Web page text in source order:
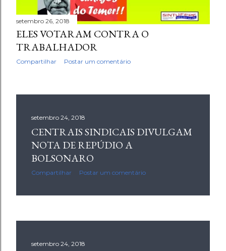
setembro 26, 2018
ELES VOTARAM CONTRA O
TRABALHADOR
Compartilhar Postar um comentário
setembro 24, 2018
CENTRAIS SINDICAIS DIVULGAM
NOTA DE REPÚDIO A
BOLSONARO
Compartilhar Postar um comentário
setembro 24, 2018